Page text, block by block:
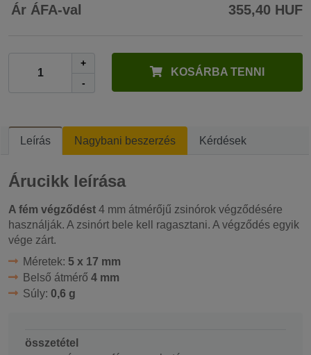
Ár ÁFA-val 355,40 HUF
+
-
KOSÁRBA TENNI
Leírás Nagybani beszerzés Kérdések
Árucikk leírása
A fém végződést 4 mm átmérőjű zsinórok végződésére
használják. A zsinórt bele kell ragasztani. A végződés egyik
vége zárt.
Méretek: 5 x 17 mm
Belső átmérő 4 mm
Súly: 0,6 g
összetétel